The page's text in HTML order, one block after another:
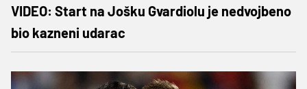
VIDEO: Start na Jošku Gvardiolu je nedvojbeno
bio kazneni udarac